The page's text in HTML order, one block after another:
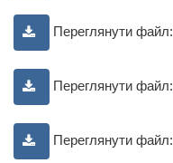
Переглянути файл:
Переглянути файл:
Переглянути файл: